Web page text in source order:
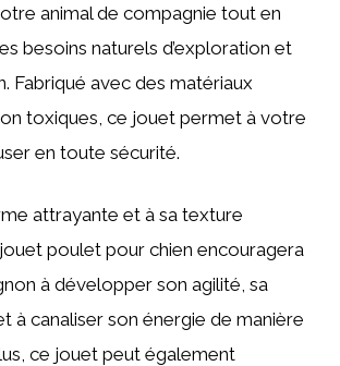
animal de compagnie tout en
besoins naturels d’exploration et
Fabriqué avec des matériaux
toxiques, ce jouet permet à votre
en toute sécurité.
attrayante et à sa texture
poulet pour chien encouragera
à développer son agilité, sa
à canaliser son énergie de manière
ce jouet peut également